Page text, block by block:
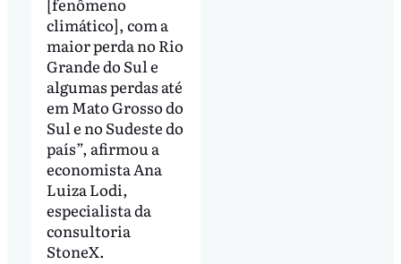
climático], com a
maior perda no Rio
Grande do Sul e
algumas perdas até
em Mato Grosso do
Sul e no Sudeste do
país”, afirmou a
economista Ana
Luiza Lodi,
especialista da
consultoria
StoneX.